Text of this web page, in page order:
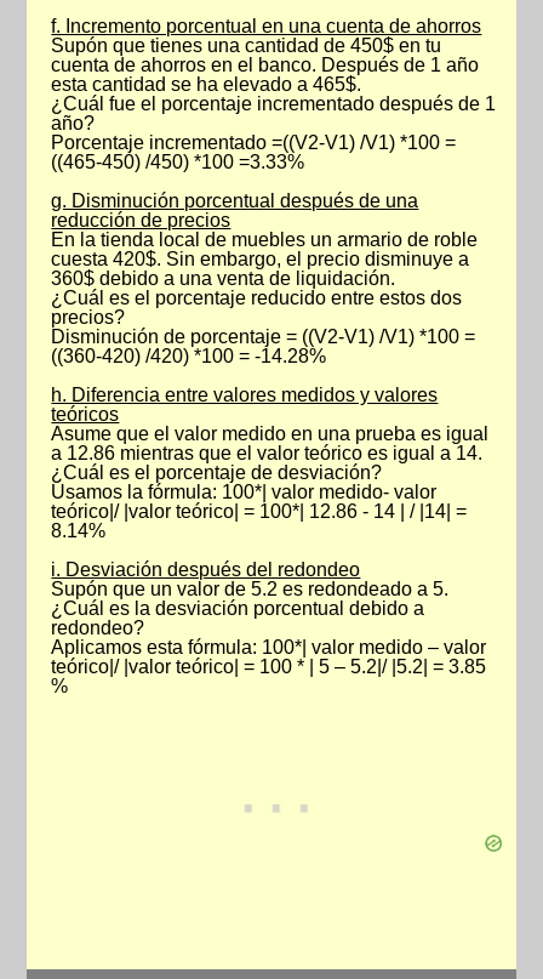
f. Incremento porcentual en una cuenta de ahorros
Supón que tienes una cantidad de 450$ en tu
cuenta de ahorros en el banco. Después de 1 año
esta cantidad se ha elevado a 465$.
¿Cuál fue el porcentaje incrementado después de 1
año?
Porcentaje incrementado =((V2-V1) /V1) *100 =
((465-450) /450) *100 =3.33%
g. Disminución porcentual después de una
reducción de precios
En la tienda local de muebles un armario de roble
cuesta 420$. Sin embargo, el precio disminuye a
360$ debido a una venta de liquidación.
¿Cuál es el porcentaje reducido entre estos dos
precios?
Disminución de porcentaje = ((V2-V1) /V1) *100 =
((360-420) /420) *100 = -14.28%
h. Diferencia entre valores medidos y valores
teóricos
Asume que el valor medido en una prueba es igual
a 12.86 mientras que el valor teórico es igual a 14.
¿Cuál es el porcentaje de desviación?
Usamos la fórmula: 100*| valor medido- valor
teórico|/ |valor teórico| = 100*| 12.86 - 14 | / |14| =
8.14%
i. Desviación después del redondeo
Supón que un valor de 5.2 es redondeado a 5.
¿Cuál es la desviación porcentual debido a
redondeo?
Aplicamos esta fórmula: 100*| valor medido – valor
teórico|/ |valor teórico| = 100 * | 5 – 5.2|/ |5.2| = 3.85
%